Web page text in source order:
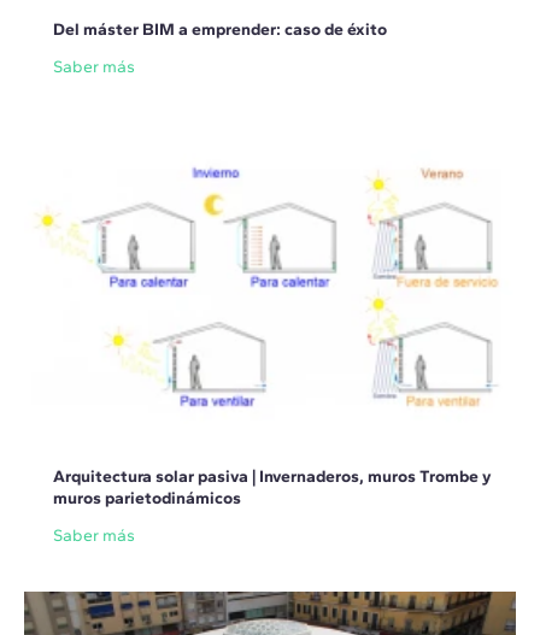
Del máster BIM a emprender: caso de éxito
Saber más
Arquitectura solar pasiva | Invernaderos, muros Trombe y
muros parietodinámicos
Saber más